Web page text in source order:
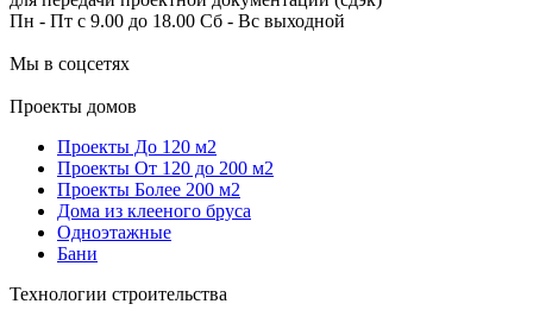
Пн - Пт с 9.00 до 18.00 Сб - Вс выходной
Мы в соцсетях
Проекты домов
Проекты До 120 м2
Проекты От 120 до 200 м2
Проекты Более 200 м2
Дома из клееного бруса
Одноэтажные
Бани
Технологии строительства